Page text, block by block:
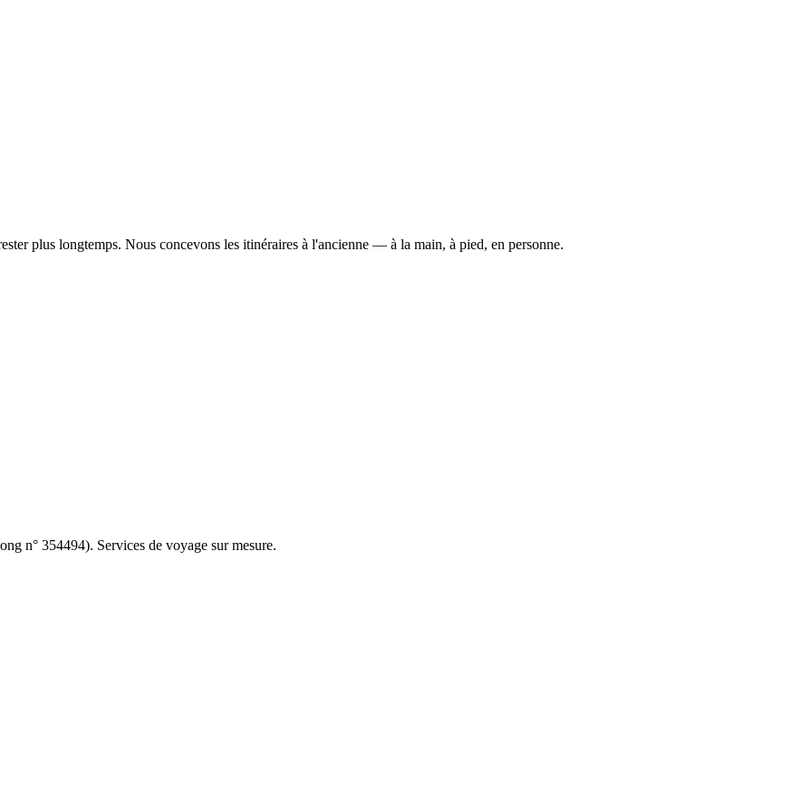
plus longtemps. Nous concevons les itinéraires à l'ancienne — à la main, à pied, en personne.
n° 354494). Services de voyage sur mesure.